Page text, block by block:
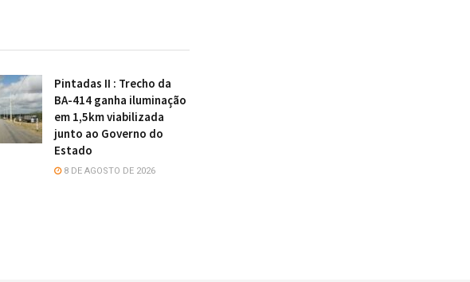
Pintadas II : Trecho da
BA-414 ganha iluminação
em 1,5km viabilizada
junto ao Governo do
Estado
8 DE AGOSTO DE 2026